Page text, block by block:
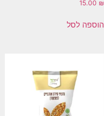
15.00 ₪
הוספה לסל